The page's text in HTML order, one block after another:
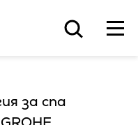
за спа